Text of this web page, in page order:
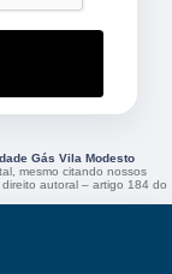
Gás Vila Modesto
mesmo citando nossos
autoral – artigo 184 do